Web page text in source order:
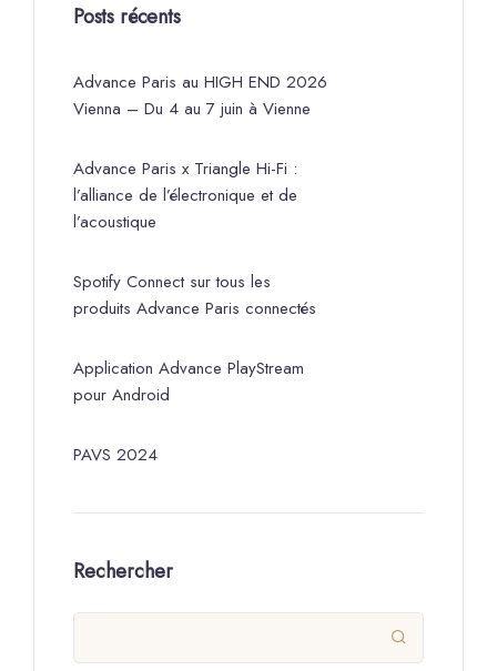
Posts récents
Advance Paris au HIGH END 2026
Vienna – Du 4 au 7 juin à Vienne
Advance Paris x Triangle Hi-Fi :
l’alliance de l’électronique et de
l’acoustique
Spotify Connect sur tous les
produits Advance Paris connectés
Application Advance PlayStream
pour Android
PAVS 2024
Rechercher
